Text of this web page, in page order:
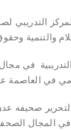
والتنمية
الموافق 5 مارس 2019
في المجال